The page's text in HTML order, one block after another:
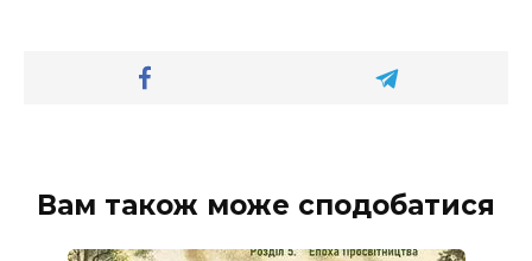
Вам також може сподобатися